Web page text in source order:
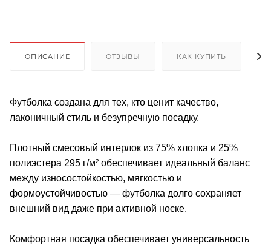
ОПИСАНИЕ ОТЗЫВЫ КАК КУПИТЬ
Футболка создана для тех, кто ценит качество,
лаконичный стиль и безупречную посадку.
Плотный смесовый интерлок из 75% хлопка и 25%
полиэстера 295 г/м² обеспечивает идеальный баланс
между износостойкостью, мягкостью и
формоустойчивостью — футболка долго сохраняет
внешний вид даже при активной носке.
Комфортная посадка обеспечивает универсальность